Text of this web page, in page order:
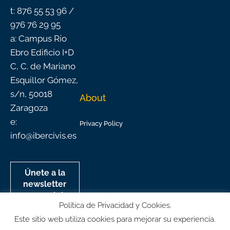
t: 876 55 53 96 /
976 76 29 95
a: Campus Río
Ebro Edificio I+D
C, C. de Mariano
Esquillor Gómez,
s/n, 50018
Zaragoza
e:
info@ibercivis.es
Únete a la
newsletter
mensual de
Ibercivis
About
Privacy Policy
Política de Privacidad y Cookies.
Este sitio web utiliza cookies para mejorar su experiencia.